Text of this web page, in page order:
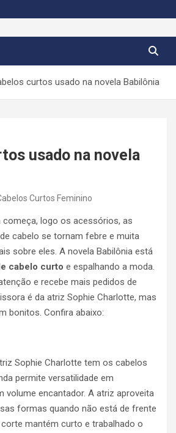
Curto
cabelos curtos femininos 2026
curtos usado na novela Babilônia
usado na novela
Curtos Feminino
começa, logo os acessórios, as
cabelo se tornam febre e muita
sobre eles. A novela Babilônia está
cabelo curto e espalhando a moda.
e recebe mais pedidos de
é da atriz Sophie Charlotte, mas
bonitos. Confira abaixo:
Sophie Charlotte tem os cabelos
permite versatilidade em
volume encantador. A atriz aproveita
formas quando não está de frente
mantém curto e trabalhado o